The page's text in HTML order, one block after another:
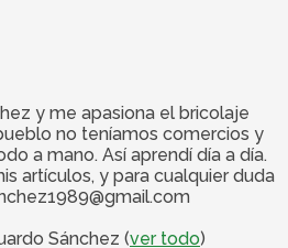
y me apasiona el bricolaje
no teníamos comercios y
a mano. Así aprendí día a día.
artículos, y para cualquier duda
Sánchez (ver todo)